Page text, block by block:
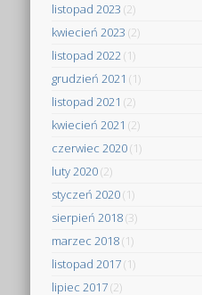
listopad 2023 (2)
kwiecień 2023 (2)
listopad 2022(1)
grudzień 2021 (1)
listopad 2021 (2)
kwiecień 2021 (2)
czerwiec 2020(1)
luty 2020(2)
styczeń 2020(1)
sierpień 2018(3)
marzec 2018(1)
listopad 2017(1)
lipiec 2017(2)